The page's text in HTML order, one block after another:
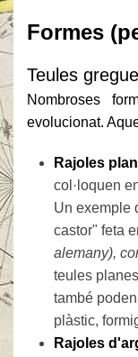
Formes
Teules
Nombroses
evolucionat.
Rajoles
col·loquen
Un exemple
castor" feta
alemany),
teules
també
plàstic,
Rajoles